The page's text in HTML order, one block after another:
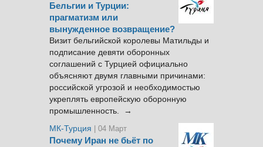
Бельгии и Турции:
прагматизм или
вынужденное возвращение?
Визит бельгийской королевы Матильды и
подписание девяти оборонных
соглашений с Турцией официально
объясняют двумя главными причинами:
российской угрозой и необходимостью
укреплять европейскую оборонную
промышленность. →
МК-Турция
| 04 Март
Почему Иран не бьёт по